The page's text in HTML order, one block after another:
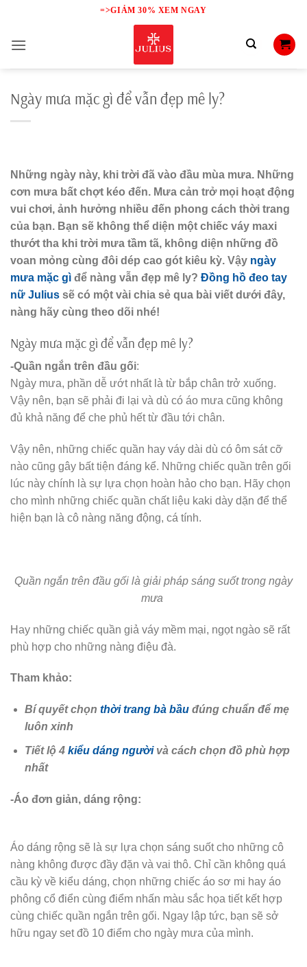
content
=>GIẢM 30% XEM NGAY
Ngày mưa mặc gì để vẫn đẹp mê ly?
Những ngày này, khi trời đã vào đầu mùa mưa. Những
cơn mưa bất chợt kéo đến. Mưa cản trở mọi hoạt động
vui chơi, ảnh hưởng nhiều đến phong cách thời trang
của bạn. Bạn sẽ không thể diện một chiếc váy maxi
thướt tha khi trời mưa tầm tã, không diện những đồ
voan mỏng cùng đôi dép cao gót kiêu kỳ. Vậy ngày
mưa mặc gì để nàng vẫn đẹp mê ly? Đồng hồ đeo tay
nữ Julius sẽ có một vài chia sẻ qua bài viết dưới đây,
nàng hãy cùng theo dõi nhé!
Ngày mưa mặc gì để vẫn đẹp mê ly?
-Quần ngắn trên đầu gối:
Ngày mưa, phần dễ ướt nhất là từ bắp chân trở xuống.
Vậy nên, bạn sẽ phải đi lại và dù có áo mưa cũng không
đủ khả năng để che phủ hết từ đầu tới chân.
Vậy nên, những chiếc quần hay váy dài dù có ôm sát cỡ
nào cũng gây bất tiện đáng kể. Những chiếc quần trên gối
lúc này chính là sự lựa chọn hoàn hảo cho bạn. Hãy chọn
cho mình những chiếc quần chất liệu kaki dày dặn để thể
hiện bạn là cô nàng năng động, cá tính.
Quần ngắn trên đầu gối là giải pháp sáng suốt trong ngày
mưa
Hay những chiếc quần giả váy mềm mại, ngọt ngào sẽ rất
phù hợp cho những nàng điệu đà.
Tham khảo:
Bí quyết chọn thời trang bà bầuđúng chuẩn để mẹ
luôn xinh
Tiết lộ 4 kiểu dáng ngườivà cách chọn đồ phù hợp
nhất
-Áo đơn giản, dáng rộng:
Áo dáng rộng sẽ là sự lựa chọn sáng suốt cho những cô
nàng không được đầy đặn và vai thô. Chỉ cần không quá
cầu kỳ về kiểu dáng, chọn những chiếc áo sơ mi hay áo
phông cổ điển cùng điểm nhấn màu sắc họa tiết kết hợp
cùng chiếc quần ngắn trên gối. Ngay lập tức, bạn sẽ sở
hữu ngay set đồ 10 điểm cho ngày mưa của mình.